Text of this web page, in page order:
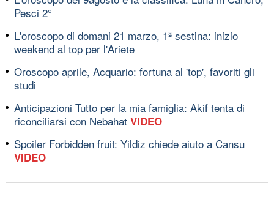
Pesci 2°
L'oroscopo di domani 21 marzo, 1ª sestina: inizio
weekend al top per l'Ariete
Oroscopo aprile, Acquario: fortuna al 'top', favoriti gli
studi
Anticipazioni Tutto per la mia famiglia: Akif tenta di
riconciliarsi con Nebahat VIDEO
Spoiler Forbidden fruit: Yildiz chiede aiuto a Cansu
VIDEO